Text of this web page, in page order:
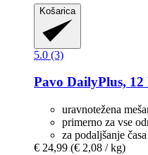
Košarica
5.0 (3)
Pavo DailyPlus, 12
uravnotežena
primerno za vse
za podaljšanje
€ 24,99 (€ 2,08 / kg)